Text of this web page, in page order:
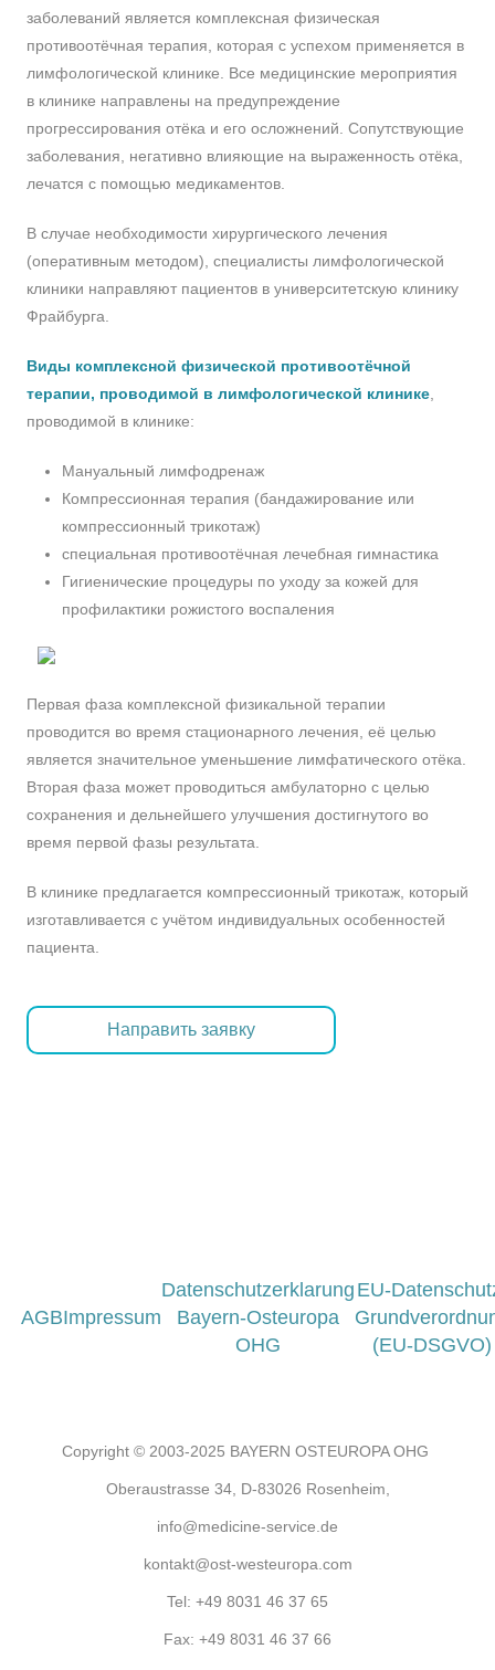
заболеваний является комплексная физическая
противоотёчная терапия, которая с успехом применяется в
лимфологической клинике. Все медицинские мероприятия
в клинике направлены на предупреждение
прогрессирования отёка и его осложнений. Сопутствующие
заболевания, негативно влияющие на выраженность отёка,
лечатся с помощью медикаментов.
В случае необходимости хирургического лечения
(оперативным методом), специалисты лимфологической
клиники направляют пациентов в университетскую клинику
Фрайбурга.
Виды комплексной физической противоотёчной
терапии, проводимой в лимфологической клинике
проводимой в клинике:
Мануальный лимфодренаж
Компрессионная терапия (бандажирование или
компрессионный трикотаж)
специальная противоотёчная лечебная гимнастика
Гигиенические процедуры по уходу за кожей для
профилактики рожистого воспаления
Первая фаза комплексной физикальной терапии
проводится во время стационарного лечения, её целью
является значительное уменьшение лимфатического отёка.
Вторая фаза может проводиться амбулаторно с целью
сохранения и дельнейшего улучшения достигнутого во
время первой фазы результата.
В клинике предлагается компрессионный трикотаж, который
изготавливается с учётом индивидуальных особенностей
пациента.
Направить заявку
AGBImpressum
Datenschutzerklarung
Bayern-Osteuropa
OHG
EU-
(EU-DSGVO)
Copyright © 2003-2025 BAYERN OSTEUROPA OHG
Oberaustrasse 34, D-83026 Rosenheim,
info@medicine-service.de
kontakt@ost-westeuropa.com
Tel: +49 8031 46 37 65
Fax: +49 8031 46 37 66